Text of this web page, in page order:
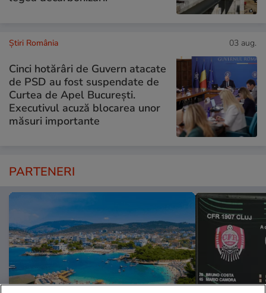
Știri România 03 aug.
Cinci hotărâri de Guvern atacate
de PSD au fost suspendate de
Curtea de Apel București.
Executivul acuză blocarea unor
măsuri importante
PARTENERI